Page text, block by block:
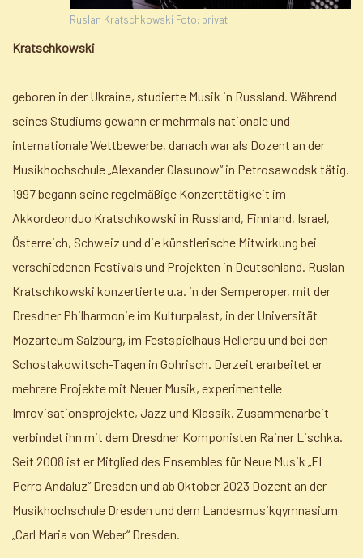
Ruslan Kratschkowski Foto: privat
Kratschkowski
geboren in der Ukraine, studierte Musik in Russland. Während
seines Studiums gewann er mehrmals nationale und
internationale Wettbewerbe, danach war als Dozent an der
Musikhochschule „Alexander Glasunow“ in Petrosawodsk tätig.
1997 begann seine regelmäßige Konzerttätigkeit im
Akkordeonduo Kratschkowski in Russland, Finnland, Israel,
Österreich, Schweiz und die künstlerische Mitwirkung bei
verschiedenen Festivals und Projekten in Deutschland. Ruslan
Kratschkowski konzertierte u.a. in der Semperoper, mit der
Dresdner Philharmonie im Kulturpalast, in der Universität
Mozarteum Salzburg, im Festspielhaus Hellerau und bei den
Schostakowitsch-Tagen in Gohrisch. Derzeit erarbeitet er
mehrere Projekte mit Neuer Musik, experimentelle
Imrovisationsprojekte, Jazz und Klassik. Zusammenarbeit
verbindet ihn mit dem Dresdner Komponisten Rainer Lischka.
Seit 2008 ist er Mitglied des Ensembles für Neue Musik „El
Perro Andaluz“ Dresden und ab Oktober 2023 Dozent an der
Musikhochschule Dresden und dem Landesmusikgymnasium
„Carl Maria von Weber“ Dresden.